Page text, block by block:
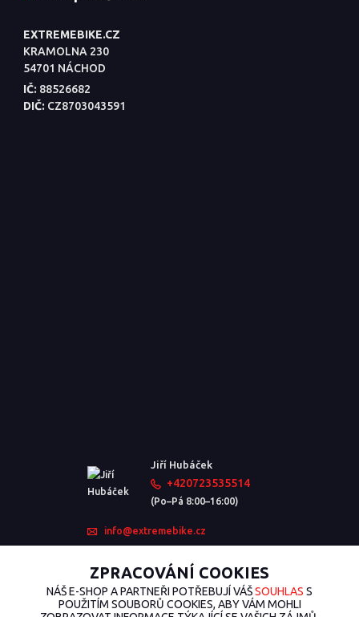
EXTREMEBIKE.CZ
KRAMOLNA 230
54701 NÁCHOD
IČ: 88526682
DIČ: CZ8703043591
Jiří Hubáček
+420723535514
(Po–Pá 8:00–16:00)
info@extremebike.cz
ZPRACOVÁNÍ COOKIES
NÁŠ E-SHOP A PARTNEŘI POTŘEBUJÍ VÁŠSOUHLAS S
POUŽITÍM SOUBORŮ COOKIES, ABY VÁM MOHLI